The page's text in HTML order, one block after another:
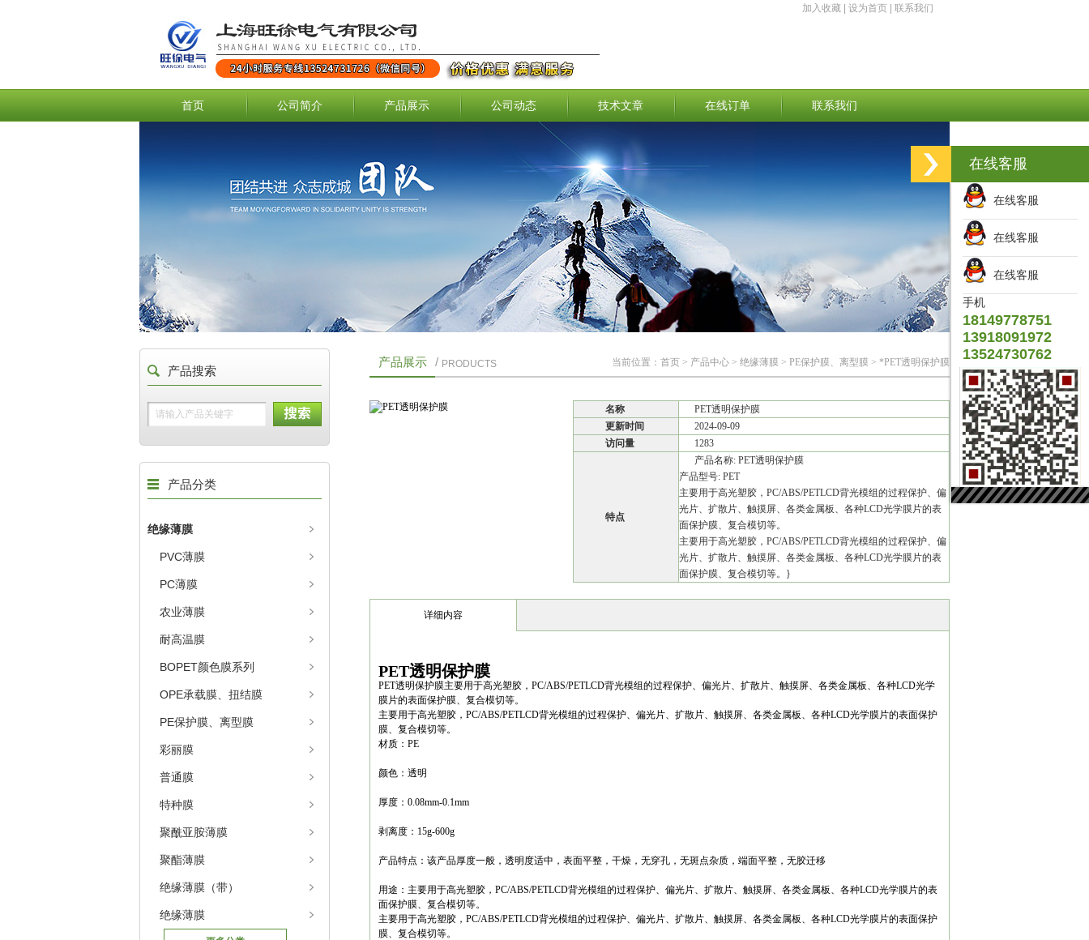
加入收藏 设为首页 联系我们
首页 公司简介 产品展示 公司动态 技术文章 在线订单 联系我们
产品搜索
产品分类
绝缘薄膜
PVC薄膜
PC薄膜
农业薄膜
耐高温膜
BOPET颜色膜系列
OPE承载膜、扭结膜
PE保护膜、离型膜
彩丽膜
普通膜
特种膜
聚酰亚胺薄膜
聚酯薄膜
绝缘薄膜（带）
绝缘薄膜
产品展示 / PRODUCTS 当前位置： 首页 > 产品中心 > 绝缘薄膜 > PE保护膜、离型膜 > *PET透明保护膜
名称
PET透明保护膜
更新时间
2024-09-09
访问量
1283
特点
产品名称: PET透明保护膜
产品型号: PET
主要用于高光塑胶，PC/ABS/PETLCD背光模组的过程保护、偏
光片、扩散片、触摸屏、各类金属板、各种LCD光学膜片的表
面保护膜、复合模切等。
主要用于高光塑胶，PC/ABS/PETLCD背光模组的过程保护、偏
光片、扩散片、触摸屏、各类金属板、各种LCD光学膜片的表
面保护膜、复合模切等。}
详细内容
PET透明保护膜
PET透明保护膜主要用于高光塑胶，PC/ABS/PETLCD背光模组的过程保护、偏光片、扩散片、触摸屏、各类金属板、各种LCD光学
膜片的表面保护膜、复合模切等。
主要用于高光塑胶，PC/ABS/PETLCD背光模组的过程保护、偏光片、扩散片、触摸屏、各类金属板、各种LCD光学膜片的表面保护
膜、复合模切等。
材质：PE
颜色：透明
厚度：0.08mm-0.1mm
剥离度：15g-600g
产品特点：该产品厚度一般，透明度适中，表面平整，干燥，无穿孔，无斑点杂质，端面平整，无胶迁移
用途：主要用于高光塑胶，PC/ABS/PETLCD背光模组的过程保护、偏光片、扩散片、触摸屏、各类金属板、各种LCD光学膜片的表
面保护膜、复合模切等。
主要用于高光塑胶，PC/ABS/PETLCD背光模组的过程保护、偏光片、扩散片、触摸屏、各类金属板、各种LCD光学膜片的表面保护
膜、复合模切等。
在线客服
在线客服
在线客服
在线客服
手机
18149778751
13918091972
13524730762